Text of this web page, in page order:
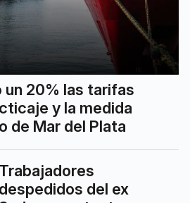
un 20% las tarifas
y la medida
de Mar del Plata
Trabajadores
despedidos del ex